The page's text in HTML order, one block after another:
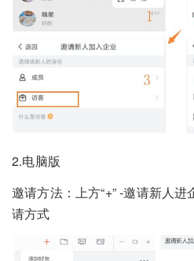
2.电脑版
邀请方法：上方“+” -邀请新人
请方式